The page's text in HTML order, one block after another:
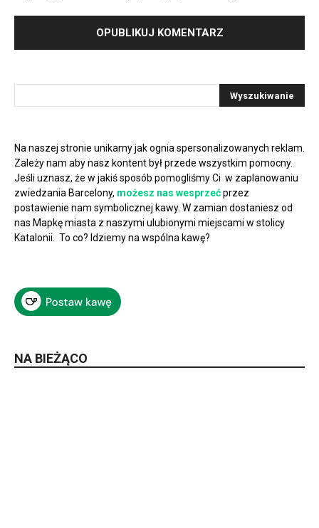
Na naszej stronie unikamy jak ognia spersonalizowanych reklam.
Zależy nam aby nasz kontent był przede wszystkim pomocny.
Jeśli uznasz, że w jakiś sposób pomogliśmy Ci w zaplanowaniu
zwiedzania Barcelony, możesz nas wesprzećprzez
postawienie nam symbolicznej kawy. W zamian dostaniesz od
nas Mapkę miasta z naszymi ulubionymi miejscami w stolicy
Katalonii. To co? Idziemy na wspólna kawę?
NA BIEŻĄCO